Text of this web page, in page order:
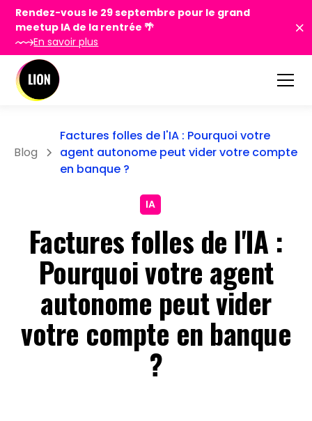
Rendez-vous le 29 septembre pour le grand
meetup IA de la rentrée 🌴
En savoir plus
Blog
Factures folles de l'IA : Pourquoi votre
agent autonome peut vider votre compte
en banque ?
IA
Factures folles de l'IA :
Pourquoi votre agent
autonome peut vider
votre compte en banque
?